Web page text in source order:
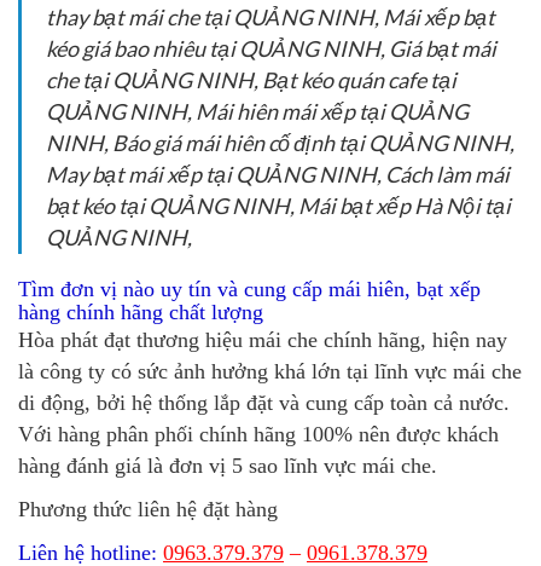
thay bạt mái che tại QUẢNG NINH, Mái xếp bạt
kéo giá bao nhiêu tại QUẢNG NINH, Giá bạt mái
che tại QUẢNG NINH, Bạt kéo quán cafe tại
QUẢNG NINH, Mái hiên mái xếp tại QUẢNG
NINH, Báo giá mái hiên cố định tại QUẢNG NINH,
May bạt mái xếp tại QUẢNG NINH, Cách làm mái
bạt kéo tại QUẢNG NINH, Mái bạt xếp Hà Nội tại
QUẢNG NINH,
Tìm đơn vị nào uy tín và cung cấp mái hiên, bạt xếp
hàng chính hãng chất lượng
Hòa phát đạt thương hiệu mái che chính hãng, hiện nay
là công ty có sức ảnh hưởng khá lớn tại lĩnh vực mái che
di động, bởi hệ thống lắp đặt và cung cấp toàn cả nước.
Với hàng phân phối chính hãng 100% nên được khách
hàng đánh giá là đơn vị 5 sao lĩnh vực mái che.
Phương thức liên hệ đặt hàng
Liên hệ hotline: 0963.379.379 – 0961.378.379